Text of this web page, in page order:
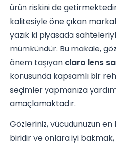
ürün riskini de
kalitesiyle öne çıkan
yazık ki piyasada
mümkündür. Bu makale,
önem taşıyan claro lens
konusunda kapsamlı bir
seçimler yapmanıza
amaçlamaktadır.
Gözleriniz, vücudunuzun
biridir ve onlara iyi bakmak,